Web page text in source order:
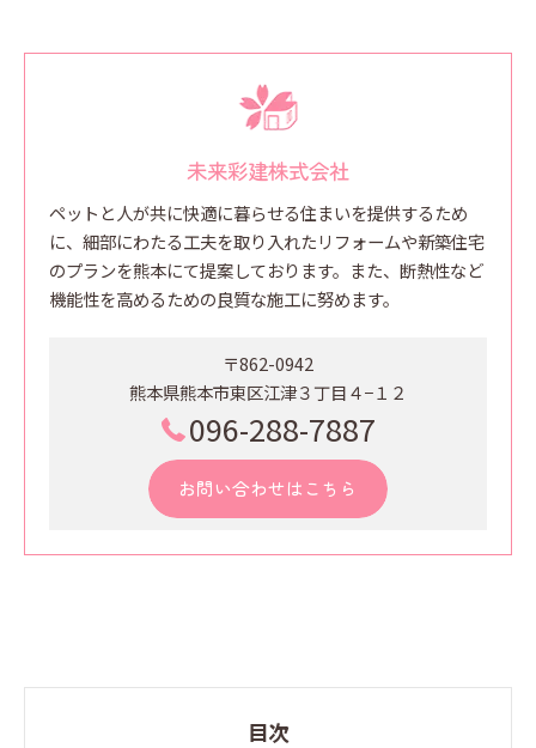
未来彩建株式会社
ペットと人が共に快適に暮らせる住まいを提供するため
に、細部にわたる工夫を取り入れたリフォームや新築住宅
のプランを熊本にて提案しております。また、断熱性など
機能性を高めるための良質な施工に努めます。
〒862-0942
熊本県熊本市東区江津３丁目４−１２
096-288-7887
お問い合わせはこちら
目次